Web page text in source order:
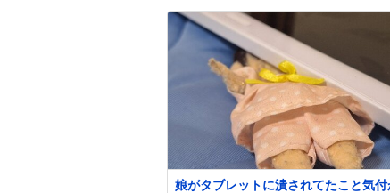
て欲しいと。家内も一緒に募金した
分も何かできたらなぁと思いました。
数
ス
ト
数
ね
数
娘がタブレットに潰されてたこと気付